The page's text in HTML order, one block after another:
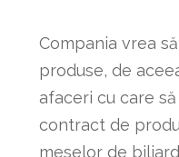
Compania vrea
produse, de
afaceri cu care
contract de
meselor de